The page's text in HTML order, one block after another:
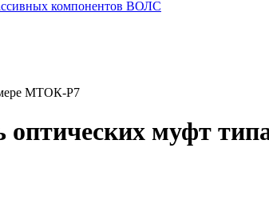
компонентов ВОЛС
МТОК-Р7
оптических муфт